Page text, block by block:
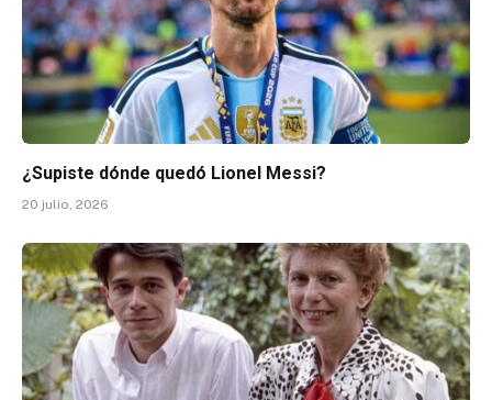
¿Supiste dónde quedó Lionel Messi?
20 julio, 2026